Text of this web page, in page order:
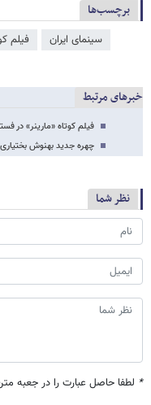
برچسب‌ها
سینمای ایران فیلم
خبرهای مرتبط
فیلم کوتاه «مارینر» در
چهره جدید بهنوش
نظر شما
* لطفا حاصل عبارت را در جعبه